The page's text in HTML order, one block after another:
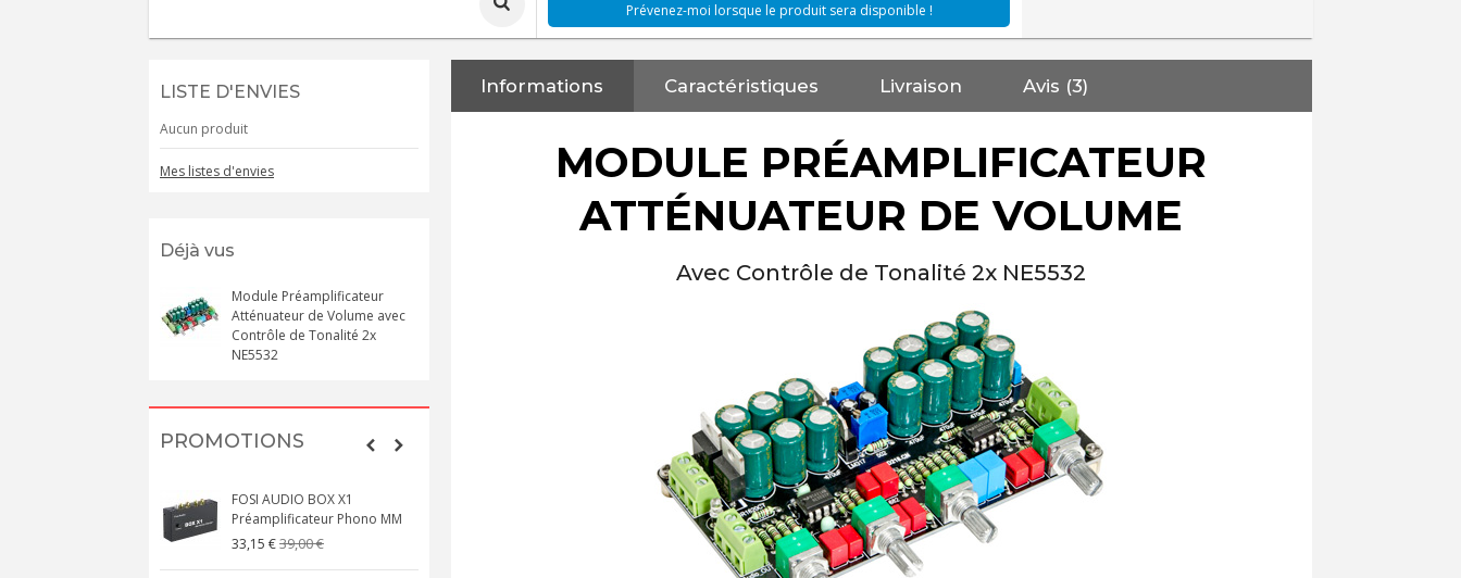
Prévenez-moi lorsque le produit sera disponible !
LISTE D'ENVIES
Aucun produit
Mes listes d'envies
Déjà vus
Module Préamplificateur
Atténuateur de Volume avec
Contrôle de Tonalité 2x
NE5532
PROMOTIONS
FOSI AUDIO BOX X1
Préamplificateur Phono MM
33,15 €39,00 €
NEUTRIK NC3FXX Connecteur
Informations Caractéristiques Livraison Avis (3)
MODULE PRÉAMPLIFICATEUR
ATTÉNUATEUR DE VOLUME
Avec Contrôle de Tonalité 2x NE5532